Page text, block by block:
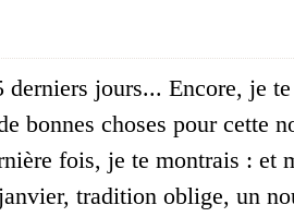
jours... Encore, je te
bonnes choses pour cette
fois, je te montrais : et
tradition oblige, un